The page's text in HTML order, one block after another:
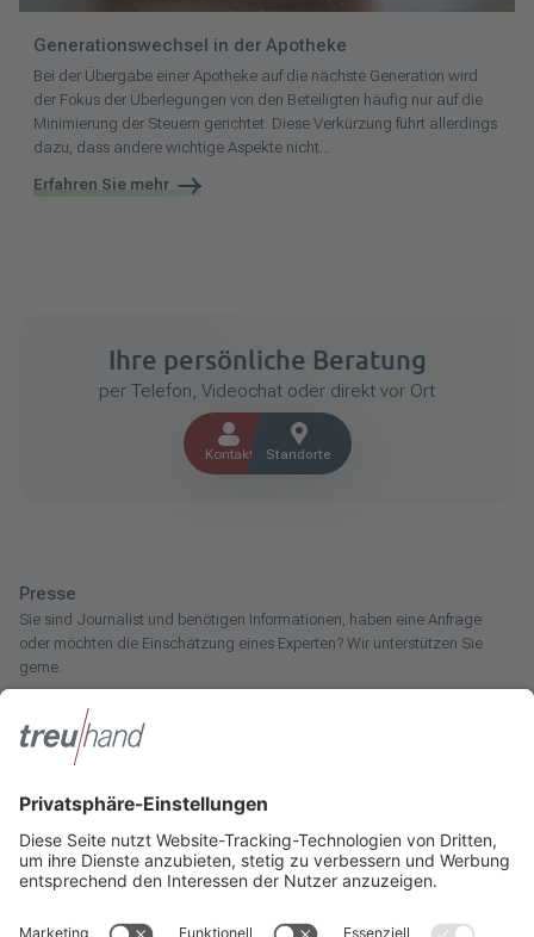
Generationswechsel in der Apotheke
Bei der Übergabe einer Apotheke auf die nächste Generation wird
der Fokus der Überlegungen von den Beteiligten häufig nur auf die
Minimierung der Steuern gerichtet. Diese Verkürzung führt allerdings
dazu, dass andere wichtige Aspekte nicht...
Erfahren Sie mehr
Ihre persönliche Beratung
per Telefon, Videochat oder direkt vor Ort
Kontakt Standorte
Presse
Sie sind Journalist und benötigen Informationen, haben eine Anfrage
oder möchten die Einschätzung eines Experten? Wir unterstützen Sie
gerne.
Zum Pressebereich
Innotax
forstwirtschaftlichen Betrieb oder kommen aus dem Handwerk und
suchen einen Steuerberater? Bei der Innotax bieten wir Ihnen individuelle
Beratung für jede Lebensphase.
Die Innotax kennenlernen